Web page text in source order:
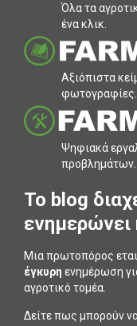
Όλα τα
ένα κλικ.
Αξιόπιστα
φωτογραφίες.
Ψηφιακά
προβληµάτων.
To blog
ενημερώνει
Μια πρωτοπόρος
έγκυρη ενημέρωση
αγροτικό τομέα.
Δείτε πως μπορούν